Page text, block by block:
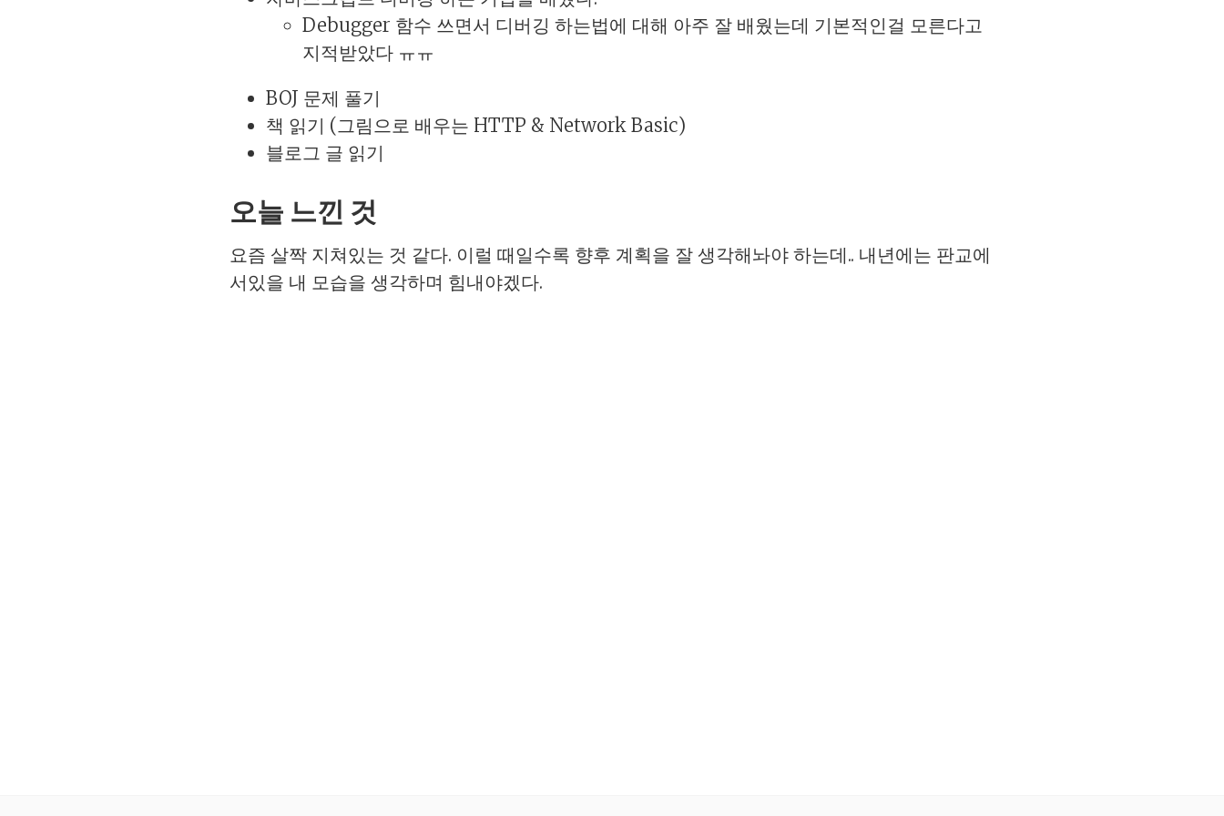
Debugger 함수 쓰면서 디버깅 하는법에 대해 아주 잘 배웠는데 기본적인걸 모른다고
지적받았다 ㅠㅠ
BOJ 문제 풀기
책 읽기 (그림으로 배우는 HTTP & Network Basic)
블로그 글 읽기
오늘 느낀 것
요즘 살짝 지쳐있는 것 같다. 이럴 때일수록 향후 계획을 잘 생각해놔야 하는데.. 내년에는 판교에
서있을 내 모습을 생각하며 힘내야겠다.